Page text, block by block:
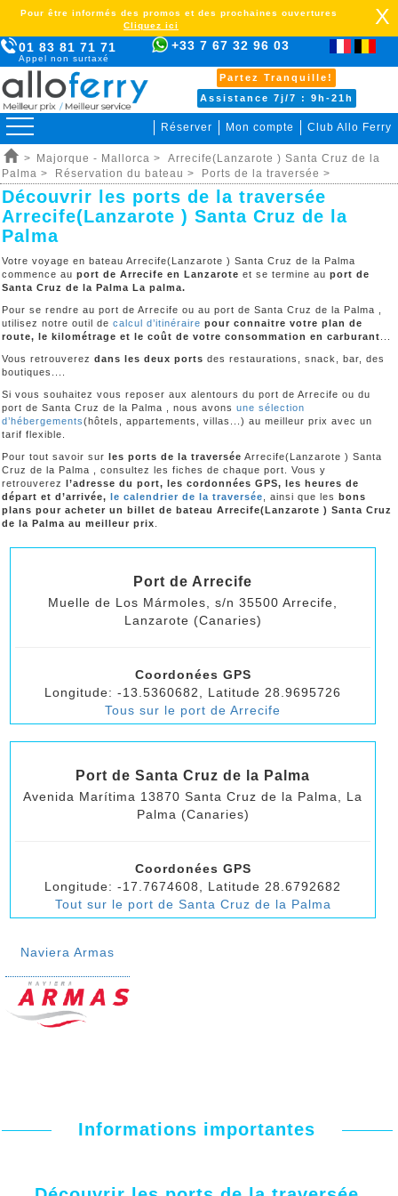
01 83 81 71 71
Appel non surtaxé
+33 7 67 32 96 03
Partez Tranquille!
Assistance 7j/7 : 9h-21h
Réserver Mon compte Club Allo Ferry
Pour être informés des promos et des prochaines ouvertures
Cliquez ici
X
> Majorque - Mallorca >
Arrecife(Lanzarote ) Santa Cruz de la
Palma >
Réservation du bateau > Ports de la traversée >
Découvrir les ports de la traversée
Arrecife(Lanzarote ) Santa Cruz de la
Palma
Votre voyage en bateau Arrecife(Lanzarote ) Santa Cruz de la Palma
commence au port de Arrecife en Lanzarote et se termine au port de
Santa Cruz de la Palma La palma.
Pour se rendre au port de Arrecife ou au port de Santa Cruz de la Palma ,
utilisez notre outil de calcul d’itinéraire pour connaitre votre plan de
route, le kilométrage et le coût de votre consommation en carburant
Vous retrouverez dans les deux ports des restaurations, snack, bar, des
boutiques....
Si vous souhaitez vous reposer aux alentours du port de Arrecife ou du
port de Santa Cruz de la Palma , nous avons une sélection
d’hébergements(hôtels, appartements, villas...) au meilleur prix avec un
tarif flexible.
Pour tout savoir sur les ports de la traversée Arrecife(Lanzarote ) Santa
Cruz de la Palma , consultez les fiches de chaque port. Vous y
retrouverez l’adresse du port, les cordonnées GPS, les heures de
départ et d’arrivée, le calendrier de la traversée , ainsi que les bons
plans pour acheter un billet de bateau Arrecife(Lanzarote ) Santa Cruz
de la Palma au meilleur prix
Port de Arrecife
Muelle de Los Mármoles, s/n 35500 Arrecife,
Lanzarote (Canaries)
Coordonées GPS
Longitude: -13.5360682, Latitude 28.9695726
Tous sur le port de Arrecife
Port de Santa Cruz de la Palma
Avenida Marítima 13870 Santa Cruz de la Palma, La
Palma (Canaries)
Coordonées GPS
Longitude: -17.7674608, Latitude 28.6792682
Tout sur le port de Santa Cruz de la Palma
Naviera Armas
Informations importantes